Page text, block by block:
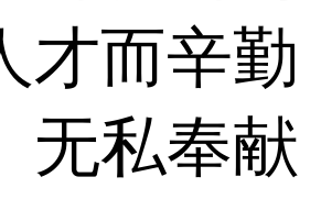
才而辛勤
无私奉献